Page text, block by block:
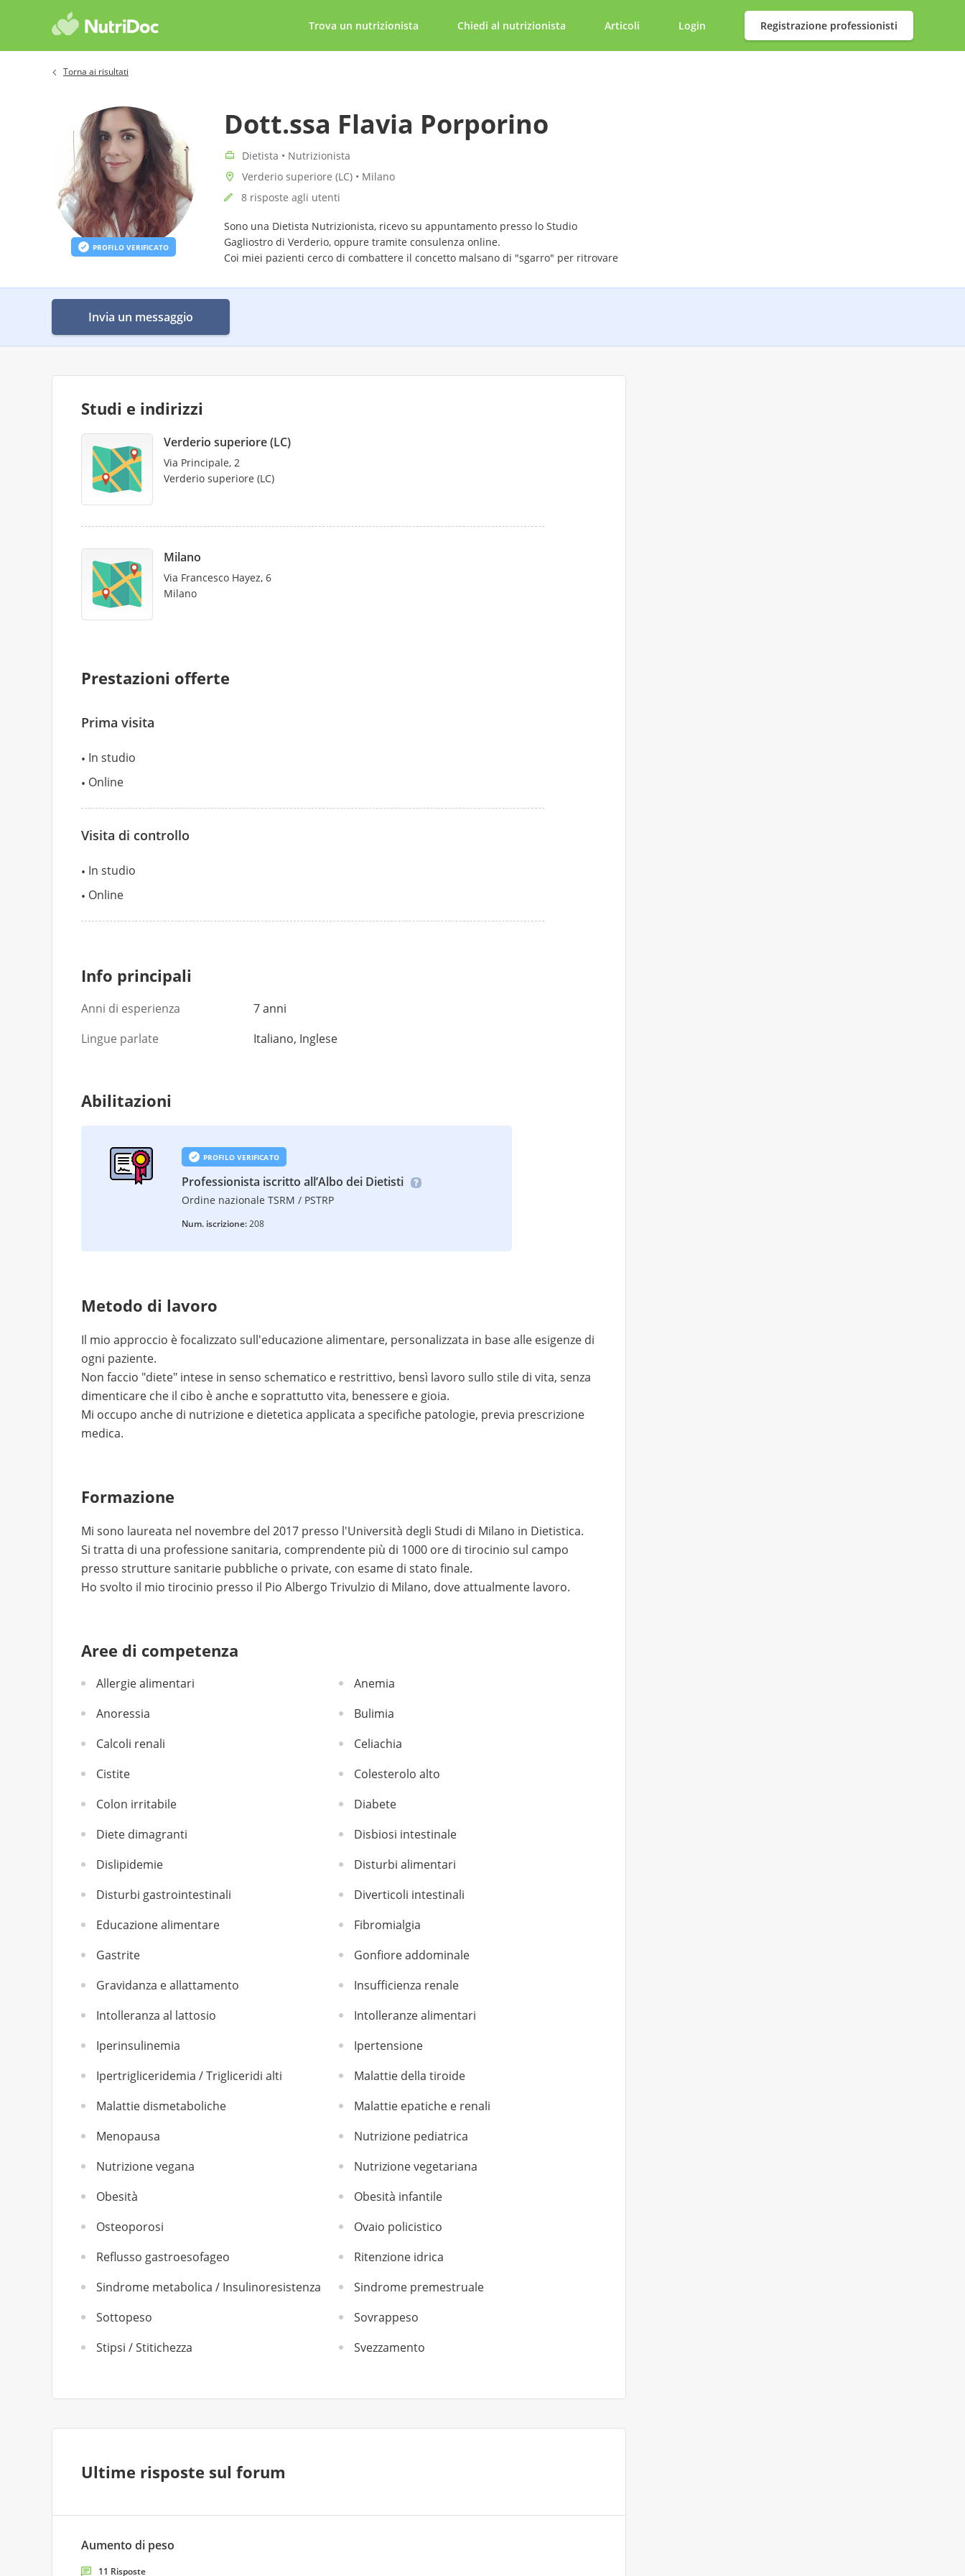
Trova un nutrizionista Chiedi al nutrizionista Articoli Login Registrazione professionisti
Torna ai risultati
PROFILO VERIFICATO
Dott.ssa Flavia Porporino
Dietista • Nutrizionista
Verderio superiore (LC) • Milano
8 risposte agli utenti
Sono una Dietista Nutrizionista, ricevo su appuntamento presso lo Studio
Gagliostro di Verderio, oppure tramite consulenza online.
Coi miei pazienti cerco di combattere il concetto malsano di "sgarro" per ritrovare
Invia un messaggio
Studi e indirizzi
Verderio superiore (LC)
Via Principale, 2
Verderio superiore (LC)
Milano
Via Francesco Hayez, 6
Milano
Prestazioni offerte
Prima visita
In studio
Online
Visita di controllo
In studio
Online
Info principali
Anni di esperienza
7 anni
Lingue parlate
Italiano, Inglese
Abilitazioni
PROFILO VERIFICATO
Professionista iscritto all’Albo dei Dietisti
Ordine nazionale TSRM / PSTRP
Num. iscrizione:208
Metodo di lavoro
Il mio approccio è focalizzato sull'educazione alimentare, personalizzata in base alle esigenze di
ogni paziente.
Non faccio "diete" intese in senso schematico e restrittivo, bensì lavoro sullo stile di vita, senza
dimenticare che il cibo è anche e soprattutto vita, benessere e gioia.
Mi occupo anche di nutrizione e dietetica applicata a specifiche patologie, previa prescrizione
medica.
Formazione
Mi sono laureata nel novembre del 2017 presso l'Università degli Studi di Milano in Dietistica.
Si tratta di una professione sanitaria, comprendente più di 1000 ore di tirocinio sul campo
presso strutture sanitarie pubbliche o private, con esame di stato finale.
Ho svolto il mio tirocinio presso il Pio Albergo Trivulzio di Milano, dove attualmente lavoro.
Aree di competenza
Allergie alimentari
Anemia
Anoressia
Bulimia
Calcoli renali
Celiachia
Cistite
Colesterolo alto
Colon irritabile
Diabete
Diete dimagranti
Disbiosi intestinale
Dislipidemie
Disturbi alimentari
Disturbi gastrointestinali
Diverticoli intestinali
Educazione alimentare
Fibromialgia
Gastrite
Gonfiore addominale
Gravidanza e allattamento
Insufficienza renale
Intolleranza al lattosio
Intolleranze alimentari
Iperinsulinemia
Ipertensione
Ipertrigliceridemia / Trigliceridi alti
Malattie della tiroide
Malattie dismetaboliche
Malattie epatiche e renali
Menopausa
Nutrizione pediatrica
Nutrizione vegana
Nutrizione vegetariana
Obesità
Obesità infantile
Osteoporosi
Ovaio policistico
Reflusso gastroesofageo
Ritenzione idrica
Sindrome metabolica / Insulinoresistenza
Sindrome premestruale
Sottopeso
Sovrappeso
Stipsi / Stitichezza
Svezzamento
Ultime risposte sul forum
Aumento di peso
11 Risposte